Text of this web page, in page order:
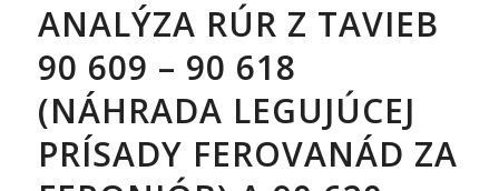
ANALÝZA RÚR Z TAVIEB
90 609 – 90 618
(NÁHRADA LEGUJÚCEJ
PRÍSADY FEROVANÁD ZA